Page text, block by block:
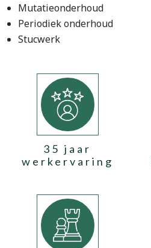
Mutatieonderhoud
Periodiek onderhoud
Stucwerk
35 jaar
werkervaring